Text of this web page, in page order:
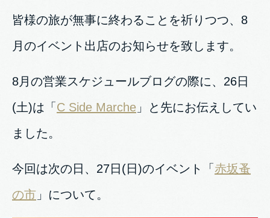
皆様の旅が無事に終わることを祈りつつ、8
月のイベント出店のお知らせを致します。
8月の営業スケジュールブログの際に、26日
(土)は「 C Side Marche 」と先にお伝えしてい
ました。
今回は次の日、27日(日)のイベント「 赤坂蚤
の市 」について。